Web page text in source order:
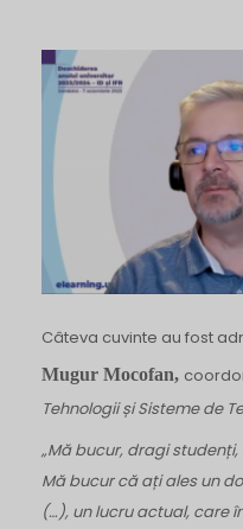
Câteva cuvinte au fost
Mugur Mocofan,
Tehnologii și Sisteme de
„Mă bucur, dragi
Mă bucur că ați ales un
(…), un lucru actual, care